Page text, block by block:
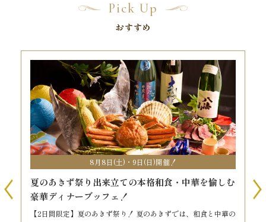
Pick Up
おすすめ
8月8日(土)・9日(日)開催！
夏のあきず祭り出来立ての本格和食・中華を愉しむ
豪華ディナーブッフェ！
【2日間限定】夏のあきず祭り！ 夏のあきずでは、和食と中華の